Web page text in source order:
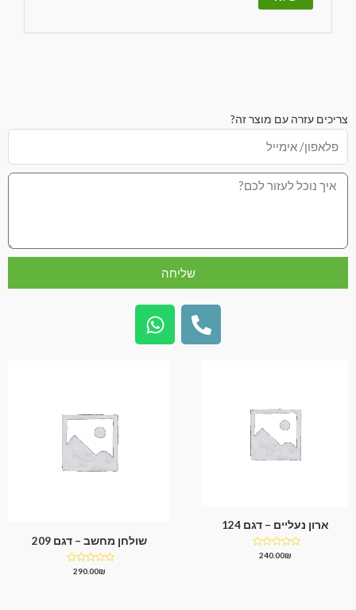
צריכים עזרה עם מוצר זה?
שליחה
ארון נעליים – דגם 124
דורג240.00₪
שולחן מחשב – דגם 209
דורג290.00₪